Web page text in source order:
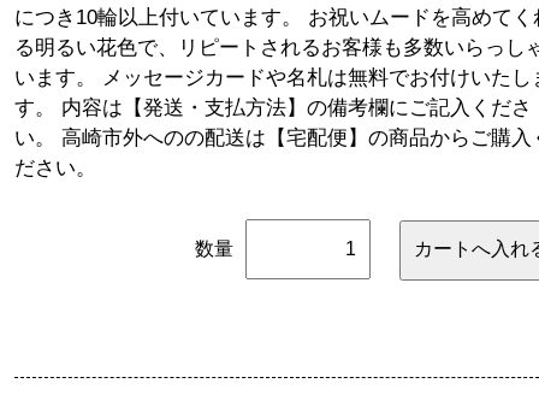
につき10輪以上付いています。 お祝いムードを高めてく
る明るい花色で、リピートされるお客様も多数いらっし
います。 メッセージカードや名札は無料でお付けいたし
す。 内容は【発送・支払方法】の備考欄にご記入くださ
い。 高崎市外へのの配送は【宅配便】の商品からご購入
ださい。
数量